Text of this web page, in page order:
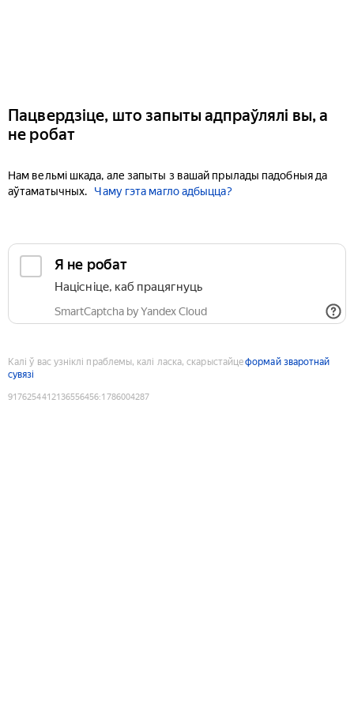
Пацвердзіце, што запыты адпраўлялі вы, а
не робат
Нам вельмі шкада, але запыты з вашай прылады падобныя да
аўтаматычных.
Чаму гэта магло адбыцца?
Я не робат
Націсніце, каб працягнуць
SmartCaptcha by Yandex Cloud
Калі ў вас узніклі праблемы, калі ласка, скарыстайцеформай зваротнай
сувязі
9176254412136556456:1786004287